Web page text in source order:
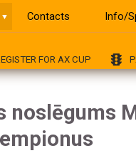
▼ Contacts Info/
traffic
FOR AX CUP